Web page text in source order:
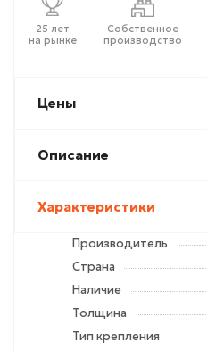
25 лет
на рынке
Собственное
производство
Цены
Описание
Характеристики
Производитель
Страна
Наличие
Толщина
Тип крепления